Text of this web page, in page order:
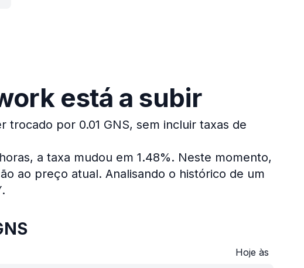
está a subir
trocado por 0.01 GNS, sem incluir taxas de
a taxa mudou em 1.48%. Neste momento,
ao preço atual. Analisando o histórico de um
Hoje às